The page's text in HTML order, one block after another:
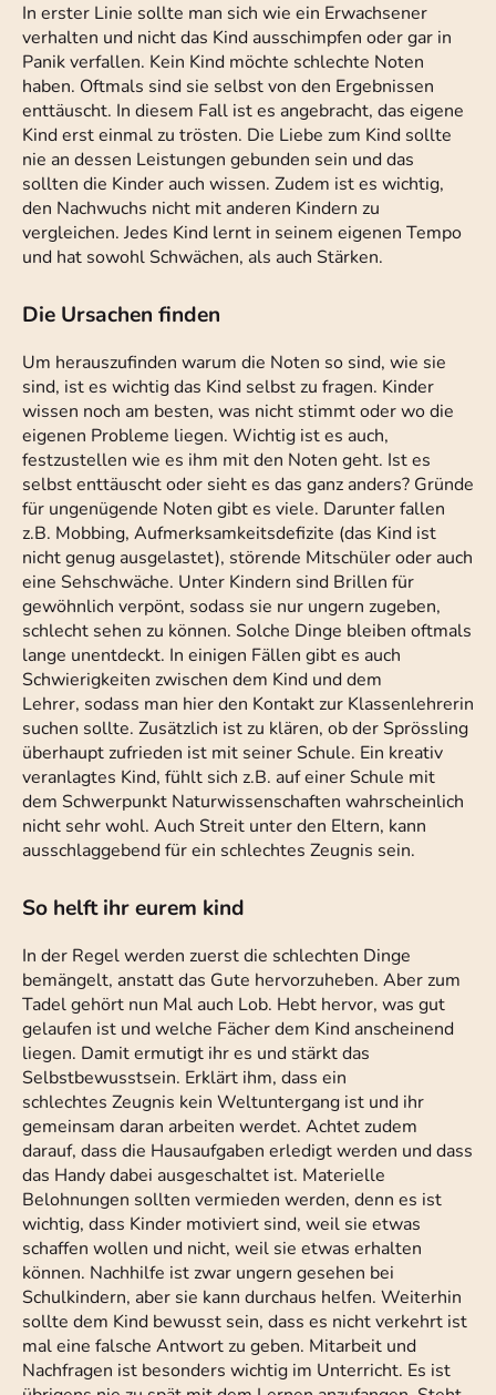
In erster Linie sollte man sich wie ein Erwachsener
verhalten und nicht das Kind ausschimpfen oder gar in
Panik verfallen. Kein Kind möchte schlechte Noten
haben. Oftmals sind sie selbst von den Ergebnissen
enttäuscht. In diesem Fall ist es angebracht, das eigene
Kind erst einmal zu trösten. Die Liebe zum Kind sollte
nie an dessen Leistungen gebunden sein und das
sollten die Kinder auch wissen. Zudem ist es wichtig,
den Nachwuchs nicht mit anderen Kindern zu
vergleichen. Jedes Kind lernt in seinem eigenen Tempo
und hat sowohl Schwächen, als auch Stärken.
Die Ursachen finden
Um herauszufinden warum die Noten so sind, wie sie
sind, ist es wichtig das Kind selbst zu fragen. Kinder
wissen noch am besten, was nicht stimmt oder wo die
eigenen Probleme liegen. Wichtig ist es auch,
festzustellen wie es ihm mit den Noten geht. Ist es
selbst enttäuscht oder sieht es das ganz anders? Gründe
für ungenügende Noten gibt es viele. Darunter fallen
z.B. Mobbing, Aufmerksamkeitsdefizite (das Kind ist
nicht genug ausgelastet), störende Mitschüler oder auch
eine Sehschwäche. Unter Kindern sind Brillen für
gewöhnlich verpönt, sodass sie nur ungern zugeben,
schlecht sehen zu können. Solche Dinge bleiben oftmals
lange unentdeckt. In einigen Fällen gibt es auch
Schwierigkeiten zwischen dem Kind und dem
Lehrer, sodass man hier den Kontakt zur Klassenlehrerin
suchen sollte. Zusätzlich ist zu klären, ob der Sprössling
überhaupt zufrieden ist mit seiner Schule. Ein kreativ
veranlagtes Kind, fühlt sich z.B. auf einer Schule mit
dem Schwerpunkt Naturwissenschaften wahrscheinlich
nicht sehr wohl. Auch Streit unter den Eltern, kann
ausschlaggebend für ein schlechtes Zeugnis sein.
So helft ihr eurem kind
In der Regel werden zuerst die schlechten Dinge
bemängelt, anstatt das Gute hervorzuheben. Aber zum
Tadel gehört nun Mal auch Lob. Hebt hervor, was gut
gelaufen ist und welche Fächer dem Kind anscheinend
liegen. Damit ermutigt ihr es und stärkt das
Selbstbewusstsein. Erklärt ihm, dass ein
schlechtes Zeugnis kein Weltuntergang ist und ihr
gemeinsam daran arbeiten werdet. Achtet zudem
darauf, dass die Hausaufgaben erledigt werden und dass
das Handy dabei ausgeschaltet ist. Materielle
Belohnungen sollten vermieden werden, denn es ist
wichtig, dass Kinder motiviert sind, weil sie etwas
schaffen wollen und nicht, weil sie etwas erhalten
können. Nachhilfe ist zwar ungern gesehen bei
Schulkindern, aber sie kann durchaus helfen. Weiterhin
sollte dem Kind bewusst sein, dass es nicht verkehrt ist
mal eine falsche Antwort zu geben. Mitarbeit und
Nachfragen ist besonders wichtig im Unterricht. Es ist